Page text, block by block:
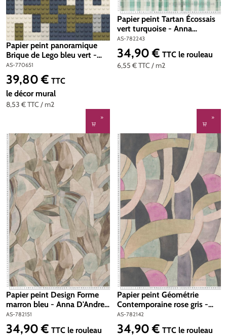
Papier peint panoramique
Brique de Lego bleu vert -
Lilly & Luis d'A.S. Création |
Réf. AS-770651
AS-770651
8,53 €TTC / m2
Prix régulier :
39,80 € TTC
le décor mural
Papier peint Tartan Écossais
vert turquoise - Anna
D'Andrea d'A.S. Création |
Réf. AS-782243
AS-782243
6,55 €TTC / m2
Prix régulier :
34,90 € TTC le rouleau
Papier peint Design Forme
marron bleu - Anna D'Andrea
d'A.S. Création | Réf. AS-
782151
AS-782151
Prix régulier :
34,90 € TTC le rouleau
Papier peint Géométrie
Contemporaine rose gris -
Anna D'Andrea d'A.S.
Création | Réf. AS-782142
AS-782142
Prix régulier :
34,90 € TTC le rouleau